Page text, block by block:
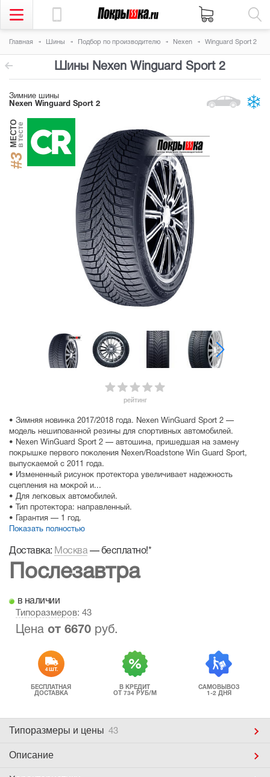
Главная Шины Подбор по производителю Nexen Winguard Sport 2
Шины Nexen Winguard Sport 2
Зимние шины
Nexen Winguard Sport 2
рейтинг
#3
МЕСТОв тесте
• Зимняя новинка 2017/2018 года. Nexen WinGuard Sport 2 —
модель нешипованной резины для спортивных автомобилей.
• Nexen WinGuard Sport 2 — автошина, пришедшая на замену
покрышке первого поколения Nexen/Roadstone Win Guard Sport,
выпускаемой с 2011 года.
• Измененный рисунок протектора увеличивает надежность
сцепления на мокрой и...
• Для легковых автомобилей.
• Тип протектора: направленный.
• Гарантия — 1 год.
Показать полностью
Доставка: Москва— бесплатно!*
Послезавтра
в наличии
Типоразмеров: 43
Цена от 6670 руб.
4 ШТ.
БЕСПЛАТНАЯ
ДОСТАВКА
В КРЕДИТ
ОТ 734 РУБ/М
САМОВЫВОЗ
1-2 ДНЯ
Типоразмеры и цены 43
Описание